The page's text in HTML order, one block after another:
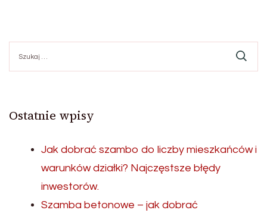
Ostatnie wpisy
Jak dobrać szambo do liczby mieszkańców i
warunków działki? Najczęstsze błędy
inwestorów.
Szamba betonowe – jak dobrać